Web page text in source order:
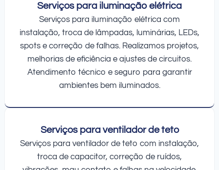
Serviços para iluminação elétrica
Serviços para iluminação elétrica com
instalação, troca de lâmpadas, luminárias, LEDs,
spots e correção de falhas. Realizamos projetos,
melhorias de eficiência e ajustes de circuitos.
Atendimento técnico e seguro para garantir
ambientes bem iluminados.
Serviços para ventilador de teto
Serviços para ventilador de teto com instalação,
troca de capacitor, correção de ruídos,